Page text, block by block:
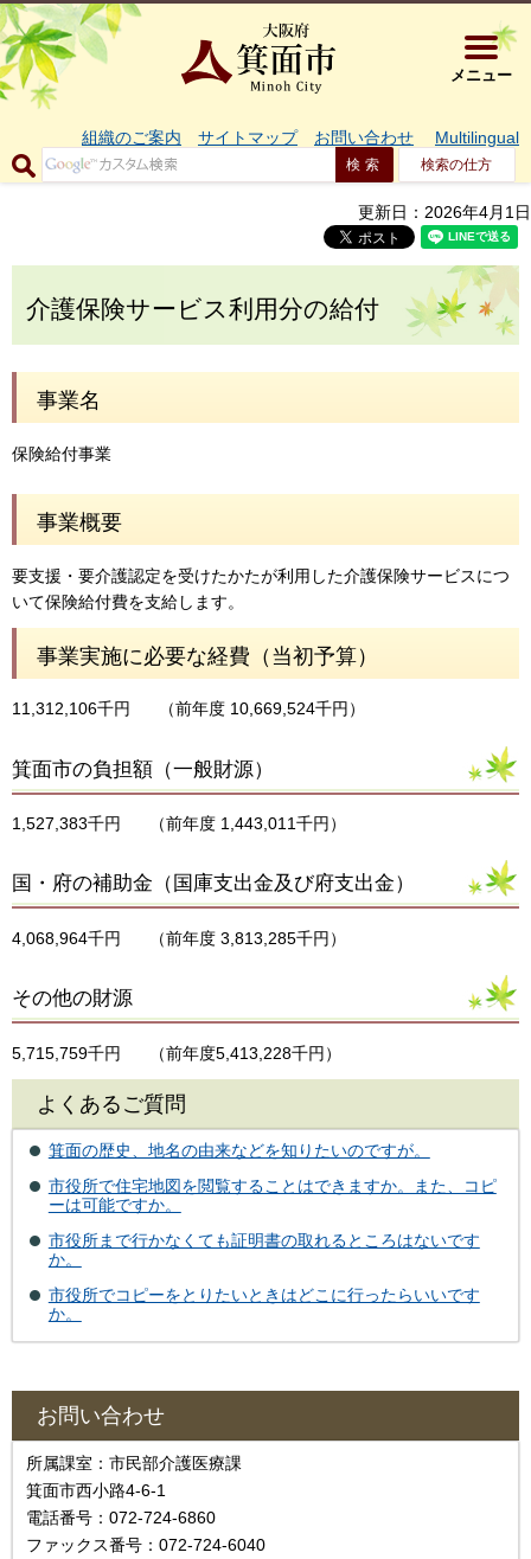
大阪府箕
メニュー
組織のご案内 サイトマップ お問い合わせ Multilingual
検索の仕方
更新日：2026年4月1日
介護保険サービス利用分の給付
事業名
保険給付事業
事業概要
要支援・要介護認定を受けたかたが利用した介護保険サービスにつ
いて保険給付費を支給します。
事業実施に必要な経費（当初予算）
11,312,106千円 （前年度 10,669,524千円）
箕面市の負担額（一般財源）
1,527,383千円 （前年度 1,443,011千円）
国・府の補助金（国庫支出金及び府支出金）
4,068,964千円 （前年度 3,813,285千円）
その他の財源
5,715,759千円 （前年度5,413,228千円）
よくあるご質問
箕面の歴史、地名の由来などを知りたいのですが。
市役所で住宅地図を閲覧することはできますか。また、コピ
ーは可能ですか。
市役所まで行かなくても証明書の取れるところはないです
か。
市役所でコピーをとりたいときはどこに行ったらいいです
か。
お問い合わせ
所属課室：市民部介護医療課
箕面市西小路4‐6‐1
電話番号：072-724-6860
ファックス番号：072-724-6040